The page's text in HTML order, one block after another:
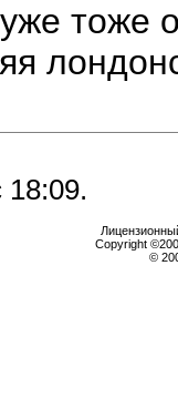
тоже
18:09.
Copyright
©